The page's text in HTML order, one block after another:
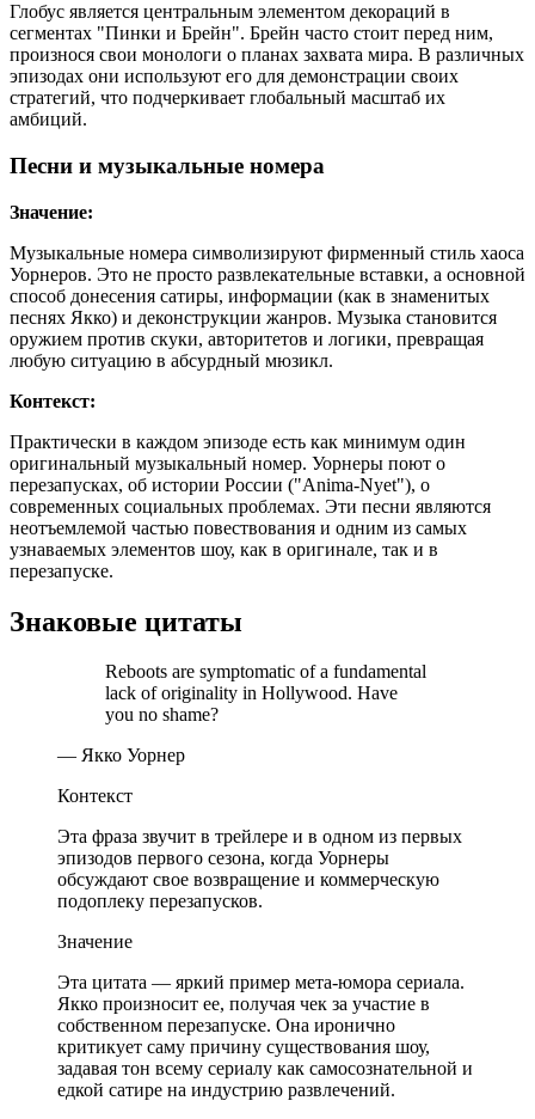
Глобус является центральным элементом декораций в
сегментах "Пинки и Брейн". Брейн часто стоит перед ним,
произнося свои монологи о планах захвата мира. В различных
эпизодах они используют его для демонстрации своих
стратегий, что подчеркивает глобальный масштаб их
амбиций.
Песни и музыкальные номера
Значение:
Музыкальные номера символизируют фирменный стиль хаоса
Уорнеров. Это не просто развлекательные вставки, а основной
способ донесения сатиры, информации (как в знаменитых
песнях Якко) и деконструкции жанров. Музыка становится
оружием против скуки, авторитетов и логики, превращая
любую ситуацию в абсурдный мюзикл.
Контекст:
Практически в каждом эпизоде есть как минимум один
оригинальный музыкальный номер. Уорнеры поют о
перезапусках, об истории России ("Anima-Nyet"), о
современных социальных проблемах. Эти песни являются
неотъемлемой частью повествования и одним из самых
узнаваемых элементов шоу, как в оригинале, так и в
перезапуске.
Знаковые цитаты
Reboots are symptomatic of a fundamental
lack of originality in Hollywood. Have
you no shame?
— Якко Уорнер
Контекст
Эта фраза звучит в трейлере и в одном из первых
эпизодов первого сезона, когда Уорнеры
обсуждают свое возвращение и коммерческую
подоплеку перезапусков.
Значение
Эта цитата — яркий пример мета-юмора сериала.
Якко произносит ее, получая чек за участие в
собственном перезапуске. Она иронично
критикует саму причину существования шоу,
задавая тон всему сериалу как самосознательной и
едкой сатире на индустрию развлечений.